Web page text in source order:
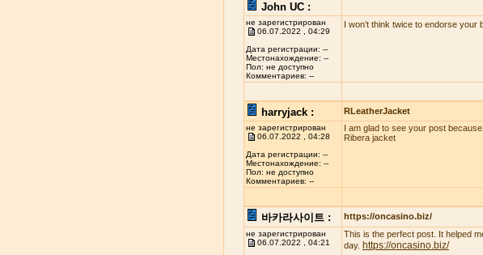
John UC :
не зарегистрирован
06.07.2022 , 04:29
Дата регистрации: --
Местонахождение: --
Пол: не доступно
Комментариев: --
I won’t think twice to endorse
harryjack : RLeatherJacket
не зарегистрирован
06.07.2022 , 04:28
Дата регистрации: --
Местонахождение: --
Пол: не доступно
Комментариев: --
I am glad to see your post
Ribera jacket
바카라사이트 : https://oncasino.biz/
не зарегистрирован
06.07.2022 , 04:21
This is the perfect post. It helped
day. https://oncasino.biz/